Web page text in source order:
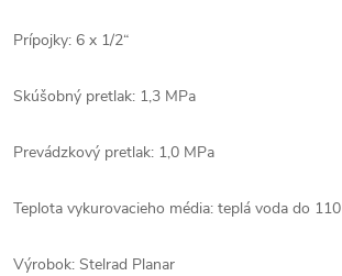
Prípojky: 6 x 1/2“
Skúšobný pretlak: 1,3 MPa
Prevádzkový pretlak: 1,0 MPa
Teplota vykurovacieho média: teplá voda do 110
Výrobok: Stelrad Planar